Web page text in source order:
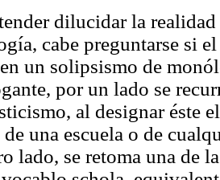
dilucidar la
cabe preguntarse si
un solipsismo de
por un lado se
al designar éste
una escuela o de
lado, se retoma una de